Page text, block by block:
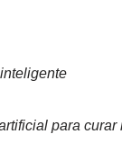
para